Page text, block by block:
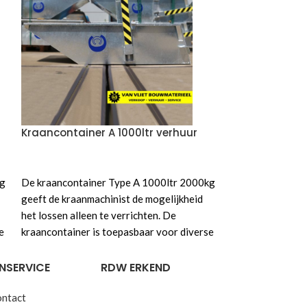
Kraancontainer A 1000ltr verhuur
De kraancontainer Type A 1000ltr 2000kg
geeft de kraanmachinist de mogelijkheid
het lossen alleen te verrichten. De
kraancontainer is toepasbaar voor diverse
machines voorzien van hijsketting. Gebruik
aanbieding of voor informatie van de
RDW ERKEND